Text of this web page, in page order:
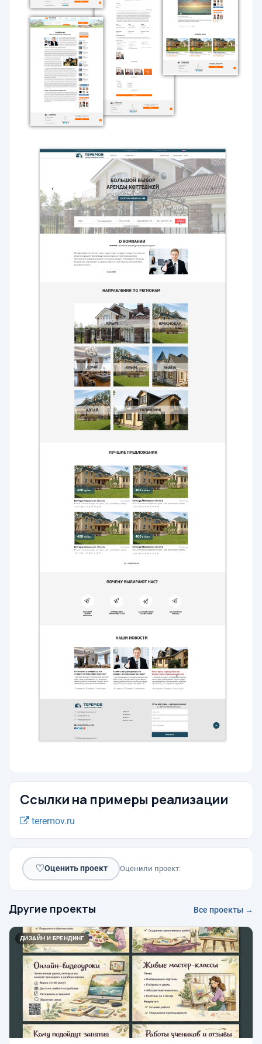
Ссылки на примеры реализации
teremov.ru
♡Оценить проект Оценили проект:
Другие проекты Все проекты →
ДИЗАЙН И БРЕНДИНГ